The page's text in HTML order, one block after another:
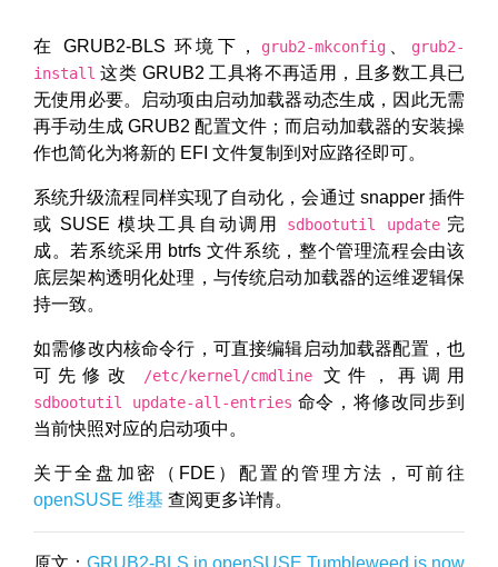
在 GRUB2-BLS 环境下， grub2-mkconfig、 grub2-
install 这类 GRUB2 工具将不再适用，且多数工具已
无使用必要。启动项由启动加载器动态生成，因此无需
再手动生成 GRUB2 配置文件；而启动加载器的安装操
作也简化为将新的 EFI 文件复制到对应路径即可。
系统升级流程同样实现了自动化，会通过 snapper 插件
或 SUSE 模块工具自动调用
sdbootutil update完
成。若系统采用 btrfs 文件系统，整个管理流程会由该
底层架构透明化处理，与传统启动加载器的运维逻辑保
持一致。
如需修改内核命令行，可直接编辑启动加载器配置，也
可先修改
/etc/kernel/cmdline文件，再调用
sdbootutil update-all-entries 命令，将修改同步到
当前快照对应的启动项中。
关于全盘加密（FDE）配置的管理方法，可前往
openSUSE 维基 查阅更多详情。
原文： GRUB2-BLS in openSUSE Tumbleweed is now